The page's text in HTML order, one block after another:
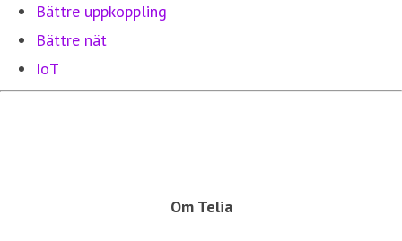
Bättre uppkoppling
Bättre nät
IoT
Om Telia